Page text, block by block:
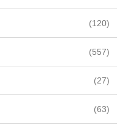
(120)
(557)
(27)
(63)